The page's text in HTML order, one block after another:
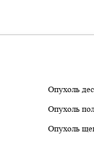
Опухоль
Опухоль
Опухоль